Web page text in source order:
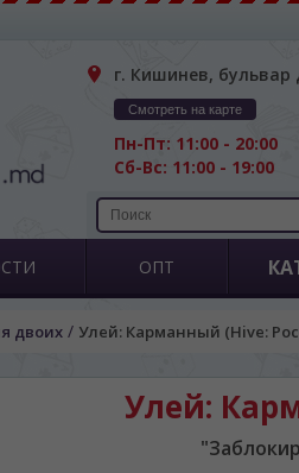
г. Кишинев, бульвар
Смотреть на карте
Пн-Пт: 11:00 - 20:00
Сб-Вс: 11:00 - 19:00
ОПТ
двоих / Улей: Карманный (Hive:
Улей: